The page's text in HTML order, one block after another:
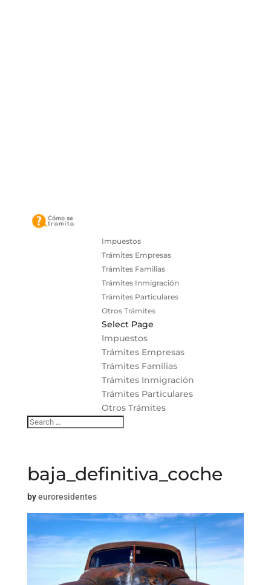
Impuestos
Trámites Empresas
Trámites Familias
Trámites Inmigración
Trámites Particulares
Otros Trámites
Select Page
Impuestos
Trámites Empresas
Trámites Familias
Trámites Inmigración
Trámites Particulares
Otros Trámites
baja_definitiva_coche
byeuroresidentes